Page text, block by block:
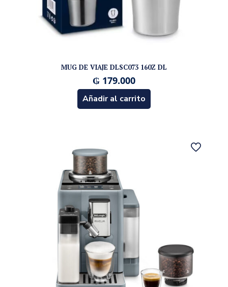
MUG DE VIAJE DLSC073 160Z DL
₲ 179.000
Añadir al carrito